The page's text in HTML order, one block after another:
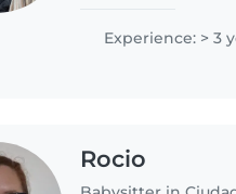
Experience: > 3
Rocio